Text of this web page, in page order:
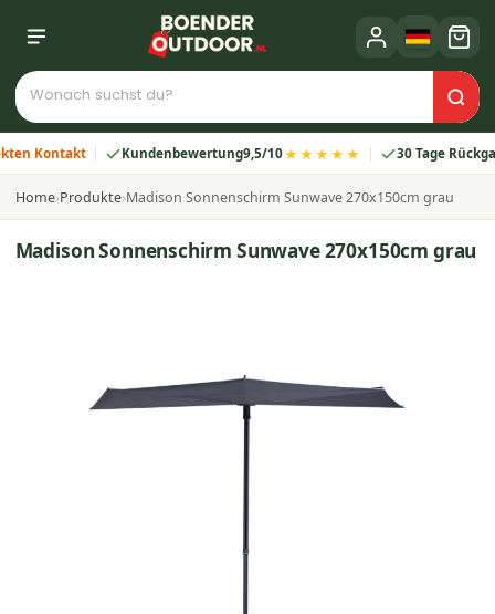
Kundenbewertung9,5/10★★★★★ 30 Tage Rückgabe
Home›Produkte›Madison Sonnenschirm Sunwave 270x150cm grau
Madison Sonnenschirm Sunwave 270x150cm grau